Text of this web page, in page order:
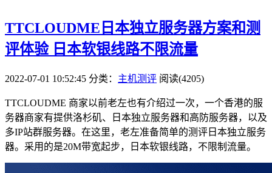
TTCLOUDME日本独立服务器方案和测
评体验 日本软银线路不限流量
2022-07-01 10:52:45 分类： 主机测评 阅读(4205)
TTCLOUDME 商家以前老左也有介绍过一次，一个香港的服
务器商家有提供洛杉矶、日本独立服务器和高防服务器，以及
多IP站群服务器。在这里，老左准备简单的测评日本独立服务
器。采用的是20M带宽起步，日本软银线路，不限制流量。